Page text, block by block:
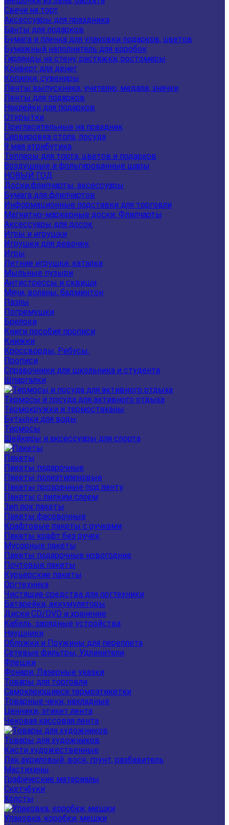
Свечи на торт
Аксессуары для праздника
Банты для подарков
Бумага и пленка для упаковки подарков, цветов
Бумажный наполнитель для коробок
Гирлянды на стену, растяжки, ростомеры
Конверт для денег
Копилки, сувениры
Ленты выпускника, учителю, медали, значки
Ленты для подарков
Наклейки для подарков
Открытки
Пригласительные на праздник
Сервировка стола, посуда
9 мая атрибутика
Топперы для торта, цветов и подарков
Воздушные и фольгированные шары
НОВЫЙ ГОД
Доски,флипчарты, аксессуары
Бумага для флипчартов
Информационные подставки для торговли
Магнитно-маркерные доски, Флипчарты
Аксессуары для досок
Игры и игрушки
Игрушки для девочек
Игры
Летние игрушки, каталки
Мыльные пузыри
Антистрессы и сквиши
Мячи, воланы, бадминтон
Пазлы
Погремушки
Брелоки
Книги пособия прописи
Книжки
Кроссворды, Ребусы.
Прописи
Справочники для школьника и студента
Шпаргалки
Термосы и посуда для активного отдыха
Термокружки и термостаканы
Бутылки для воды
Термосы
Шейкеры и аксессуары для спорта
Пакеты
Пакеты подарочные
Пакеты полиэтиленовые
Пакеты прозрачные под ленту
Пакеты с липким слоем
Зип лок пакеты
Пакеты фасовочные
Крафтовые пакеты с ручками
Пакеты крафт без ручек
Мусорные пакеты
Пакеты подарочные новогодние
Почтовые пакеты
Курьерские пакеты
Оргтехника
Чистящие средства для оргтехники
Батарейки, аккумуляторы
Диски CD/DVD и хранение
Кабель, зарядные устройства
Наушники
Обложки и Пружины для переплета
Сетевые фильтры, Удлинители
Флешки
Фонари, Лазерные указки
Товары для торговли
Самоклеющиеся термоэтикетки
Товарные чеки, накладные
Ценники, этикет лента
Чековая кассовая лента
Товары для художников
Кисти художественные
Лак акриловый, воск, грунт, разбавитель
Мастихины
Графические материалы
Скетчбуки
Холсты
Упаковка, коробки, мешки